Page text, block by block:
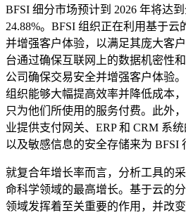
BFSI 细分市场预计到 2026 年将达
24.88%。BFSI 组织正在利用基于
并增强客户体验，以满足其庞大客
台通过确保互联网上的数据机密性
公司确保交易安全并增强客户体验
组织能够大幅提高效率并降低成本
只为他们所使用的服务付费。此外
业提供支付网关、ERP 和 CRM 系
以及敏感信息的安全存储来为 BFSI
就复合年增长率而言，分析工具的
命科学领域的最高增长。基于云的
领域发挥着至关重要的作用，并改